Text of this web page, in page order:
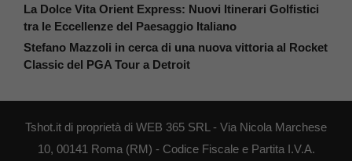
La Dolce Vita Orient Express: Nuovi Itinerari Golfistici
tra le Eccellenze del Paesaggio Italiano
Stefano Mazzoli in cerca di una nuova vittoria al Rocket
Classic del PGA Tour a Detroit
Tshot.it di proprietà di WEB 365 SRL - Via Nicola Marchese
10, 00141 Roma (RM) - Codice Fiscale e Partita I.V.A.